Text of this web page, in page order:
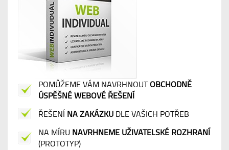
POMŮŽEME VÁM NAVRHNOUTOBCHODNĚ
ÚSPĚŠNÉ WEBOVÉ ŘEŠENÍ
ŘEŠENÍ NA ZAKÁZKU DLE VAŠICH POTŘEB
NA MÍRU NAVRHNEME UŽIVATELSKÉ ROZHRANÍ
(PROTOTYP)